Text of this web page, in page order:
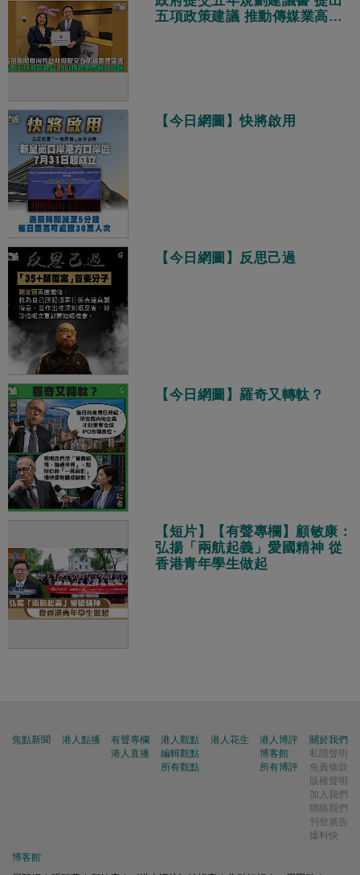
五項政策建議 推動傳媒業高質
【今日網圖】快將啟用
【今日網圖】反思己過
【今日網圖】羅奇又轉軚？
【短片】【有聲專欄】顧敏康：
弘揚「兩航起義」愛國精神 從
香港青年學生做起
焦點新聞 港人點播
有聲專欄
港人直播
港人觀點
編輯觀點
所有觀點
港人花生
港人博評
博客館
所有博評
關於我們
私隱聲明
免責條款
版權聲明
加入我們
聯絡我們
刊登廣告
爆料快
博客館